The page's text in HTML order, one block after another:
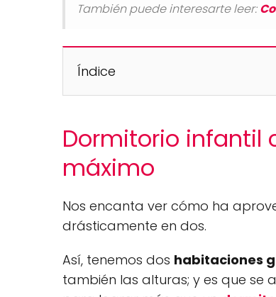
También puede interesarte leer:
Índice
Dormitorio infantil
máximo
Nos encanta ver cómo ha
drásticamente en dos.
Así, tenemos dos habitaciones
también las alturas; y es que se